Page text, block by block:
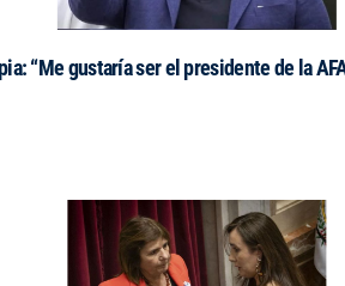
“Me gustaría ser el presidente de la